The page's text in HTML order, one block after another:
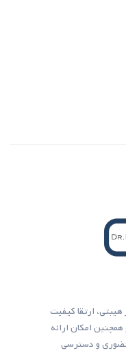
ارتقا کیفیت
امکان ارائه
و دسترسی